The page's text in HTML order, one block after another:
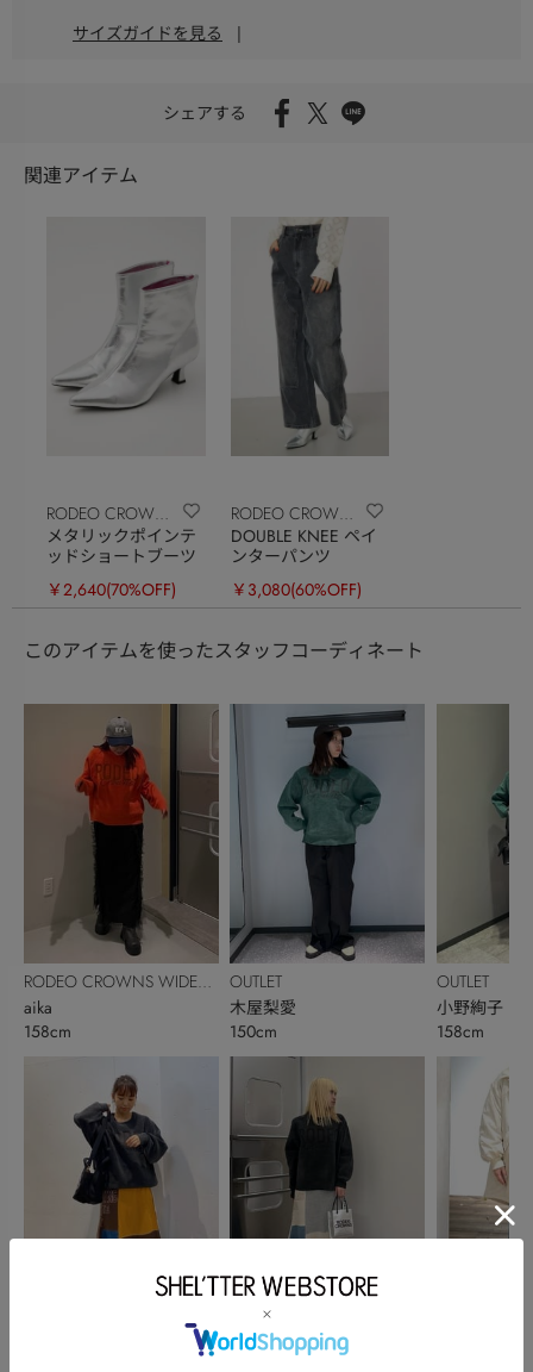
サイズガイドを見る |
シェアする
関連アイテム
RODEO CROWNS
WIDE BOWL
メタリックポインテ
ッドショートブーツ
￥2,640(70%OFF)
RODEO CROWNS
WIDE BOWL
DOUBLE KNEE ペイ
ンターパンツ
￥3,080(60%OFF)
このアイテムを使ったスタッフコーディネート
RODEO CROWNS WIDE
BOWL
aika
158cm
RODEO CROWNS WIDE
OUTLET
木屋梨愛
150cm
RODEO CROWNS WIDE
片山留菜
OUTLET
小野絢子
158cm